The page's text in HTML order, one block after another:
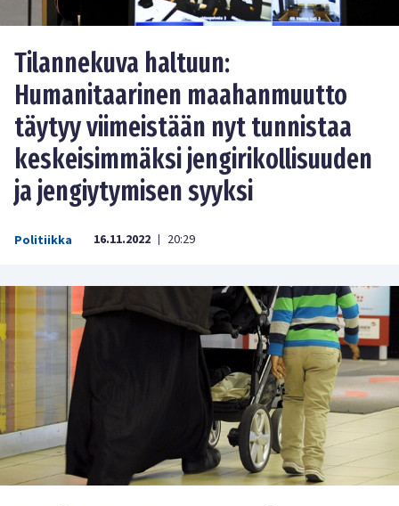
Tilannekuva haltuun:
Humanitaarinen maahanmuutto
täytyy viimeistään nyt tunnistaa
keskeisimmäksi jengirikollisuuden
ja jengiytymisen syyksi
Politiikka 16.11.2022 | 20:29